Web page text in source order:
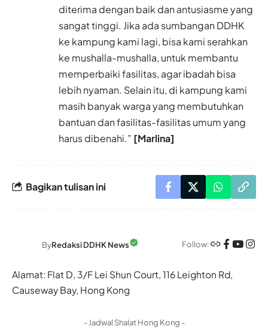
diterima dengan baik dan antusiasme yang
sangat tinggi. Jika ada sumbangan DDHK
ke kampung kami lagi, bisa kami serahkan
ke mushalla-mushalla, untuk membantu
memperbaiki fasilitas, agar ibadah bisa
lebih nyaman. Selain itu, di kampung kami
masih banyak warga yang membutuhkan
bantuan dan fasilitas-fasilitas umum yang
harus dibenahi.” [Marlina]
Bagikan tulisan ini
ByRedaksi DDHK News Follow:
Alamat: Flat D, 3/F Lei Shun Court, 116 Leighton Rd,
Causeway Bay, Hong Kong
- Jadwal Shalat Hong Kong -